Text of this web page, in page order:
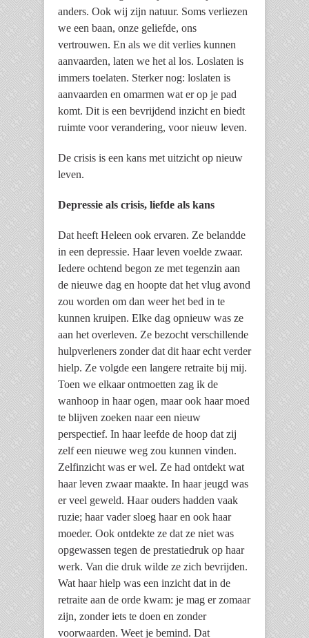
anders. Ook wij zijn natuur. Soms verliezen
we een baan, onze geliefde, ons
vertrouwen. En als we dit verlies kunnen
aanvaarden, laten we het al los. Loslaten is
immers toelaten. Sterker nog: loslaten is
aanvaarden en omarmen wat er op je pad
komt. Dit is een bevrijdend inzicht en biedt
ruimte voor verandering, voor nieuw leven.
De crisis is een kans met uitzicht op nieuw
leven.
Depressie als crisis, liefde als kans
Dat heeft Heleen ook ervaren. Ze belandde
in een depressie. Haar leven voelde zwaar.
Iedere ochtend begon ze met tegenzin aan
de nieuwe dag en hoopte dat het vlug avond
zou worden om dan weer het bed in te
kunnen kruipen. Elke dag opnieuw was ze
aan het overleven. Ze bezocht verschillende
hulpverleners zonder dat dit haar echt verder
hielp. Ze volgde een langere retraite bij mij.
Toen we elkaar ontmoetten zag ik de
wanhoop in haar ogen, maar ook haar moed
te blijven zoeken naar een nieuw
perspectief. In haar leefde de hoop dat zij
zelf een nieuwe weg zou kunnen vinden.
Zelfinzicht was er wel. Ze had ontdekt wat
haar leven zwaar maakte. In haar jeugd was
er veel geweld. Haar ouders hadden vaak
ruzie; haar vader sloeg haar en ook haar
moeder. Ook ontdekte ze dat ze niet was
opgewassen tegen de prestatiedruk op haar
werk. Van die druk wilde ze zich bevrijden.
Wat haar hielp was een inzicht dat in de
retraite aan de orde kwam: je mag er zomaar
zijn, zonder iets te doen en zonder
voorwaarden. Weet je bemind. Dat